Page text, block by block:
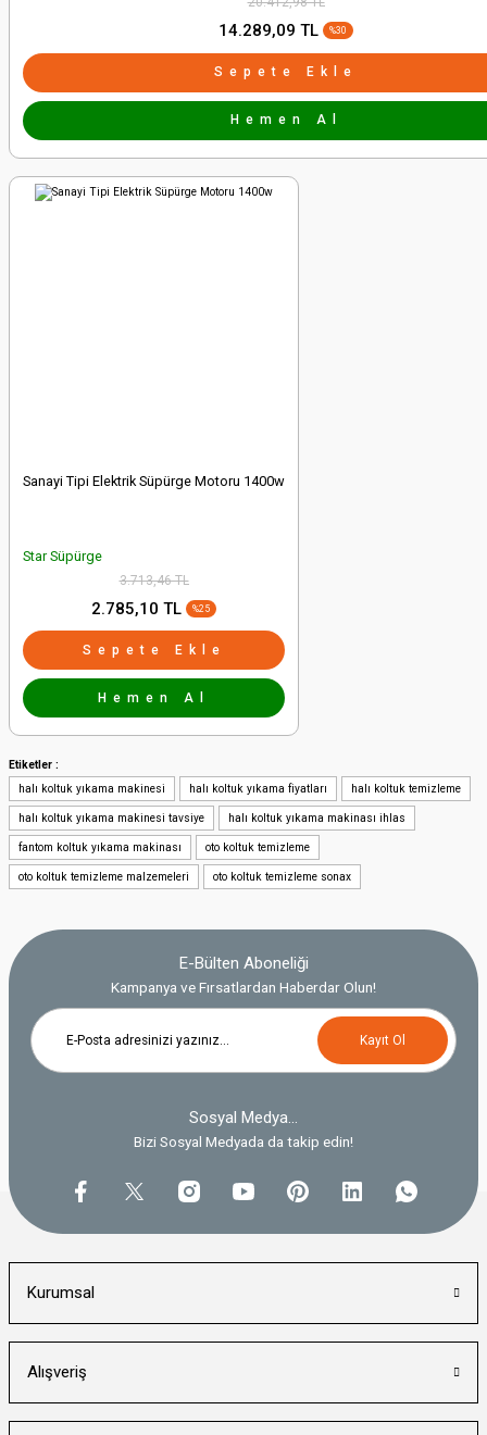
14.289,09 TL %30
Sepete Ekle
Hemen Al
Sanayi Tipi Elektrik Süpürge Motoru 1400w
Star Süpürge
3.713,46 TL
2.785,10 TL %25
Sepete Ekle
Hemen Al
Etiketler :
halı koltuk yıkama makinesi
halı koltuk yıkama fiyatları halı koltuk temizleme
halı koltuk yıkama makinesi tavsiye halı koltuk yıkama makinası ihlas
fantom koltuk yıkama makinası oto koltuk temizleme
oto koltuk temizleme malzemeleri oto koltuk temizleme sonax
E-Bülten Aboneliği
Kampanya ve Fırsatlardan Haberdar Olun!
Kayıt Ol
Sosyal Medya...
Bizi Sosyal Medyada da takip edin!
Kurumsal
Alışveriş